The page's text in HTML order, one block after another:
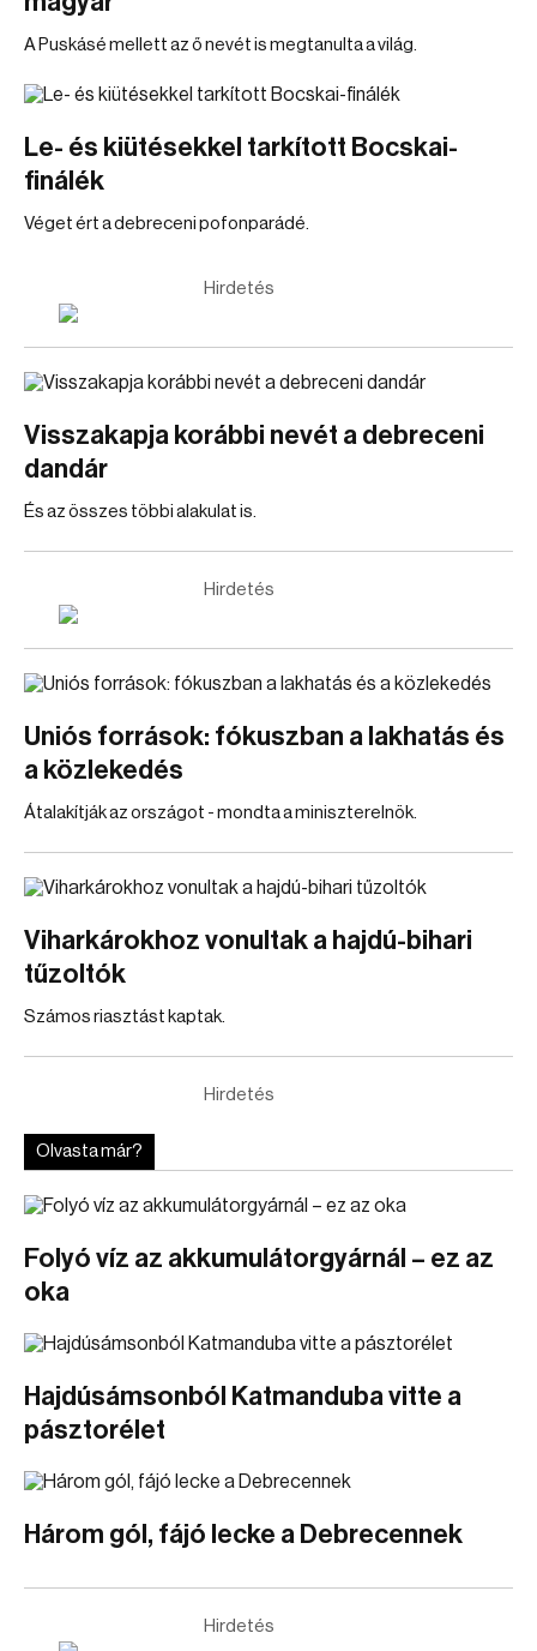
A Puskásé mellett az ő nevét is megtanulta a világ.
Le- és kiütésekkel tarkított Bocskai-
finálék
Véget ért a debreceni pofonparádé.
Hirdetés
Visszakapja korábbi nevét a debreceni
dandár
És az összes többi alakulat is.
Hirdetés
Uniós források: fókuszban a lakhatás és
a közlekedés
Átalakítják az országot - mondta a miniszterelnök.
Viharkárokhoz vonultak a hajdú-bihari
tűzoltók
Számos riasztást kaptak.
Hirdetés
Olvasta már?
Folyó víz az akkumulátorgyárnál – ez az
oka
Hajdúsámsonból Katmanduba vitte a
pásztorélet
Három gól, fájó lecke a Debrecennek
Hirdetés